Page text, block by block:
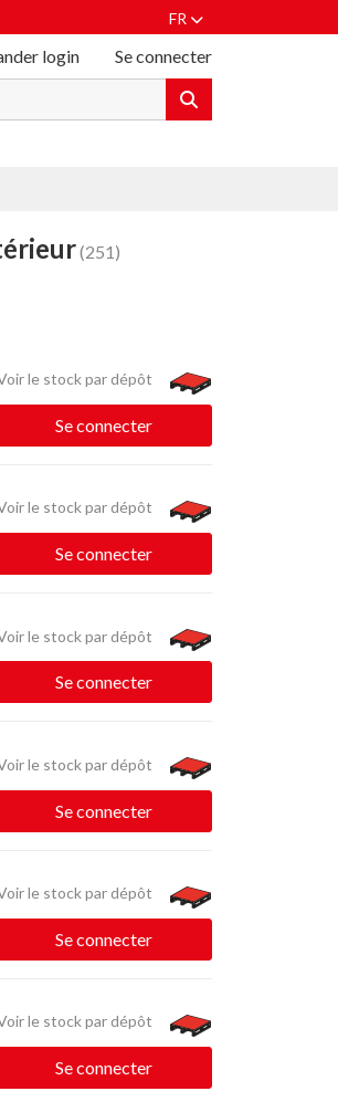
FR
login Se connecter
(251)
le stock par dépôt
Se connecter
le stock par dépôt
Se connecter
le stock par dépôt
Se connecter
le stock par dépôt
Se connecter
le stock par dépôt
Se connecter
le stock par dépôt
Se connecter